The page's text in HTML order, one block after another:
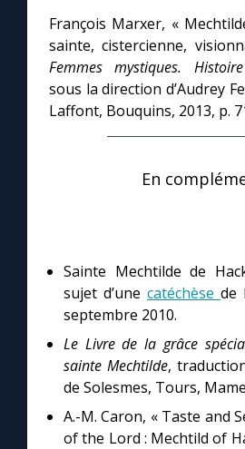
François Marxer, «
sainte, cistercienne,
Femmes mystiques.
sous la direction d’Audrey
Laffont, Bouquins, 2013, p.
En
Sainte Mechtilde de
sujet d’une catéchèse de
septembre 2010.
Le Livre de la grâce
sainte Mechtilde,
de Solesmes, Tours,
A.-M. Caron, « Taste and
of the Lord : Mechtild of